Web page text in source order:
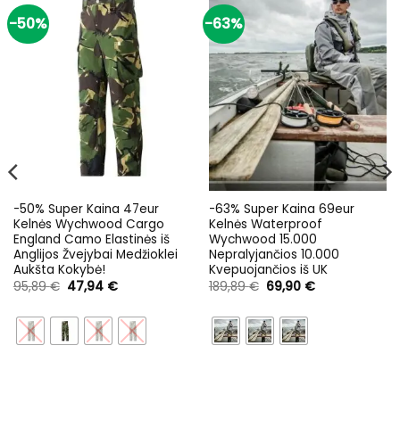
-50%
-50% Super Kaina 47eur
Kelnės Wychwood Cargo
England Camo Elastinės iš
Anglijos Žvejybai Medžioklei
Aukšta Kokybė!
95,89€ Original
price
95,89 €.
47,94 €Current
47,94 €.
-63%
-63% Super Kaina 69eur
Kelnės Waterproof
Wychwood 15.000
Nepralyjančios 10.000
Kvepuojančios iš UK
189,89€ Original
price
189,89 €.
69,90 €Current